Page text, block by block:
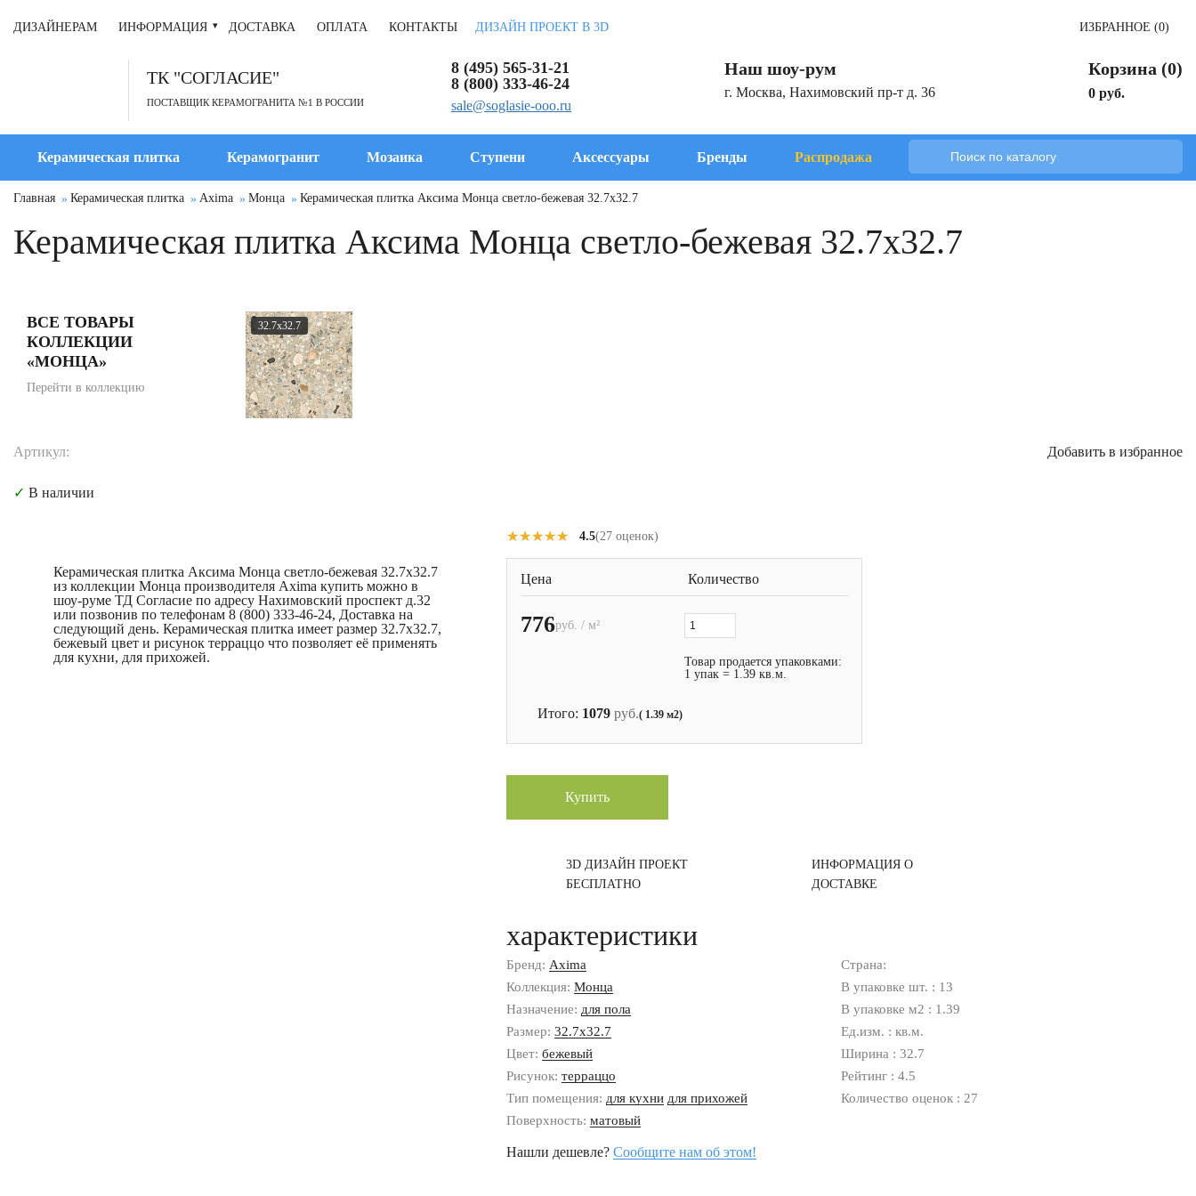
ДИЗАЙНЕРАМ ИНФОРМАЦИЯ ДОСТАВКА ОПЛАТА КОНТАКТЫ ДИЗАЙН ПРОЕКТ В 3D ИЗБРАННОЕ (0)
ТК "СОГЛАСИЕ"
ПОСТАВЩИК КЕРАМОГРАНИТА №1 В РОССИИ
8 (495) 565-31-21
8 (800) 333-46-24
sale@soglasie-ooo.ru
Наш шоу-рум
г. Москва, Нахимовский пр-т д. 36
Корзина (0)
0 руб.
Керамическая плитка Керамогранит Мозаика Ступени Аксессуары Бренды Распродажа
Главная Керамическая плитка Axima Монца Керамическая плитка Аксима Монца светло-бежевая 32.7x32.7
Керамическая плитка Аксима Монца светло-бежевая 32.7x32.7
ВСЕ ТОВАРЫ
КОЛЛЕКЦИИ
«МОНЦА»
Перейти в коллекцию
32.7x32.7
Артикул: Добавить в избранное
✓ В наличии
Керамическая плитка Аксима Монца светло-бежевая 32.7x32.7
из коллекции Монца производителя Axima купить можно в
шоу-руме ТД Согласие по адресу Нахимовский проспект д.32
или позвонив по телефонам 8 (800) 333-46-24, Доставка на
следующий день. Керамическая плитка имеет размер 32.7x32.7,
бежевый цвет и рисунок терраццо что позволяет её применять
для кухни, для прихожей.
★★★★★
★★★★★ 4.5(27 оценок)
Цена Количество
776руб. / м²
Товар продается упаковками:
1 упак = 1.39 кв.м.
Итого: 1079 руб.( 1.39 м2)
Купить
3D ДИЗАЙН ПРОЕКТ
БЕСПЛАТНО
ИНФОРМАЦИЯ О
ДОСТАВКЕ
характеристики
Бренд: Axima
Коллекция: Монца
Назначение: для пола
Размер: 32.7x32.7
Цвет: бежевый
Рисунок: терраццо
Тип помещения: для кухни для прихожей
Поверхность: матовый
Страна:
В упаковке шт. : 13
В упаковке м2 : 1.39
Ед.изм. : кв.м.
Ширина : 32.7
Рейтинг : 4.5
Количество оценок : 27
Нашли дешевле? Сообщите нам об этом!